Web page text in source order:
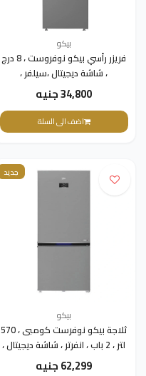
بيكو
فريزر رأسي بيكو نوفروست ، 8 درج
، شاشة ديجيتال ،سيلفر ،
B3RFNE314ZXPE1
34,800 جنيه
اضف الى السلة
جديد
بيكو
ثلاجة بيكو نوفرست كومبى ، 570
لتر ، 2 باب ، انفرتر ، شاشة ديجيتال ،
سيلفر ، RCNE690E20DZXP62,299 جنيه